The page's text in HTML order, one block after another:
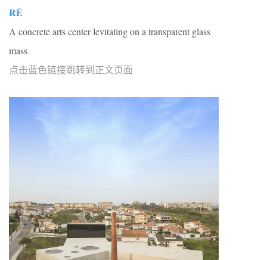
RÉ
A concrete arts center levitating on a transparent glass
mass
点击蓝色链接跳转到正文页面